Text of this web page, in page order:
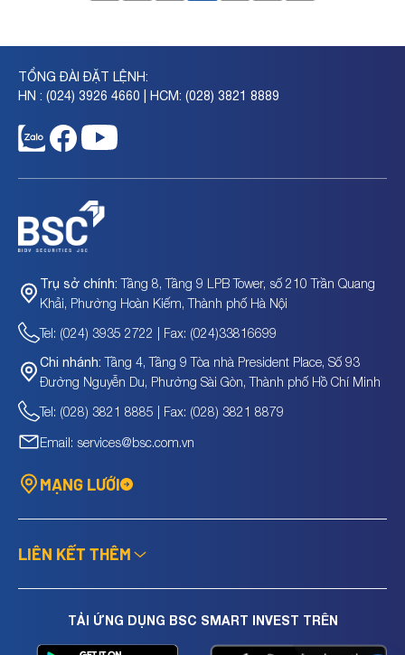
TỔNG ĐÀI ĐẶT LỆNH:
HN : (024) 3926 4660 | HCM: (028) 3821 8889
Trụ sở chính: Tầng 8, Tầng 9 LPB Tower, số 210 Trần Quang
Khải, Phường Hoàn Kiếm, Thành phố Hà Nội
Tel: (024) 3935 2722 | Fax: (024)33816699
Chi nhánh: Tầng 4, Tầng 9 Tòa nhà President Place, Số 93
Đường Nguyễn Du, Phường Sài Gòn, Thành phố Hồ Chí Minh
Tel: (028) 3821 8885 | Fax: (028) 3821 8879
Email: services@bsc.com.vn
MẠNG LƯỚI
LIÊN KẾT THÊM
TẢI ỨNG DỤNG BSC SMART INVEST TRÊN